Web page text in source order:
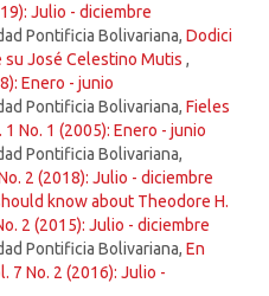
Julio - diciembre
Pontificia Bolivariana, Dodici
José Celestino Mutis ,
Enero - junio
Pontificia Bolivariana, Fieles
1 No. 1 (2005): Enero - junio
Pontificia Bolivariana,
2 (2018): Julio - diciembre
know about Theodore H.
2 (2015): Julio - diciembre
Pontificia Bolivariana, En
7 No. 2 (2016): Julio -